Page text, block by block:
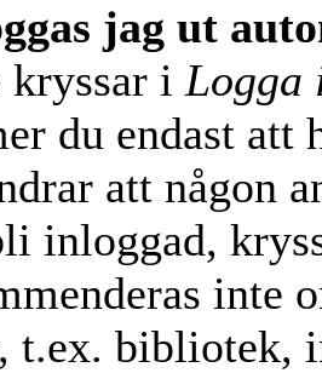
jag ut
i Logga
du endast
att någon
inloggad,
inte
t.ex. bibliotek,